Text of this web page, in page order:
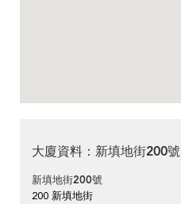
大廈資料：新填地街200號
新填地街200號
200 新填地街